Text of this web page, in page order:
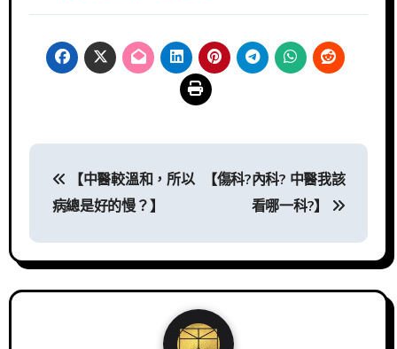
文
章
導
覽
【中醫較溫和，所以
病總是好的慢？】
【傷科?內科? 中醫我該
看哪一科?】